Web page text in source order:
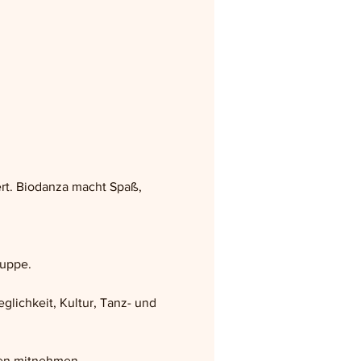
Biodanza macht Spaß,
Kultur, Tanz- und